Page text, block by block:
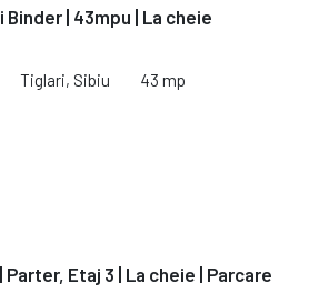
| 43mpu | La cheie
Tiglari, Sibiu 43 mp
Etaj 3 | La cheie | Parcare